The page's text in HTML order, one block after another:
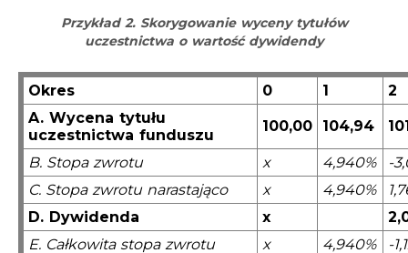
Przykład 2. Skorygowanie wyceny tytułów
uczestnictwa o wartość dywidendy
Okres 0 1
2
A. Wycena tytułu
uczestnictwa funduszu
100,00 104,94
B. Stopa zwrotu x 4,940%
-
C. Stopa zwrotu narastająco
x 4,940%
D. Dywidenda
x
E. Całkowita stopa zwrotu
x 4,940%
-